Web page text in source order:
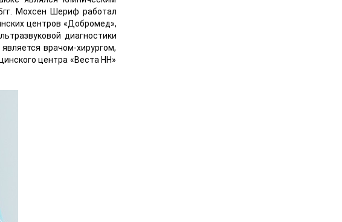
Мохсен Шериф работал
центров «Добромед»,
диагностики
врачом-хирургом,
центра «Веста НН»